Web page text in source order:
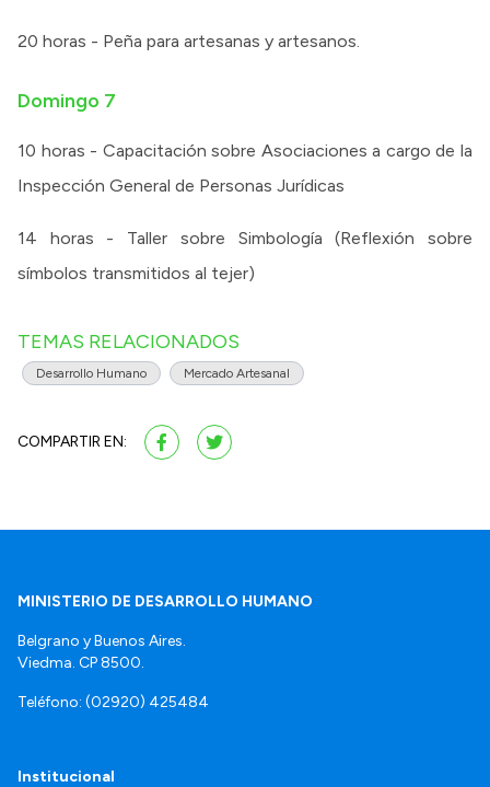
20 horas - Peña para artesanas y artesanos.
Domingo 7
10 horas - Capacitación sobre Asociaciones a cargo de la
Inspección General de Personas Jurídicas
14 horas - Taller sobre Simbología (Reflexión sobre
símbolos transmitidos al tejer)
TEMAS RELACIONADOS
Desarrollo Humano Mercado Artesanal
COMPARTIR EN:
MINISTERIO DE DESARROLLO HUMANO
Belgrano y Buenos Aires.
Viedma. CP 8500.
Teléfono: (02920) 425484
Institucional